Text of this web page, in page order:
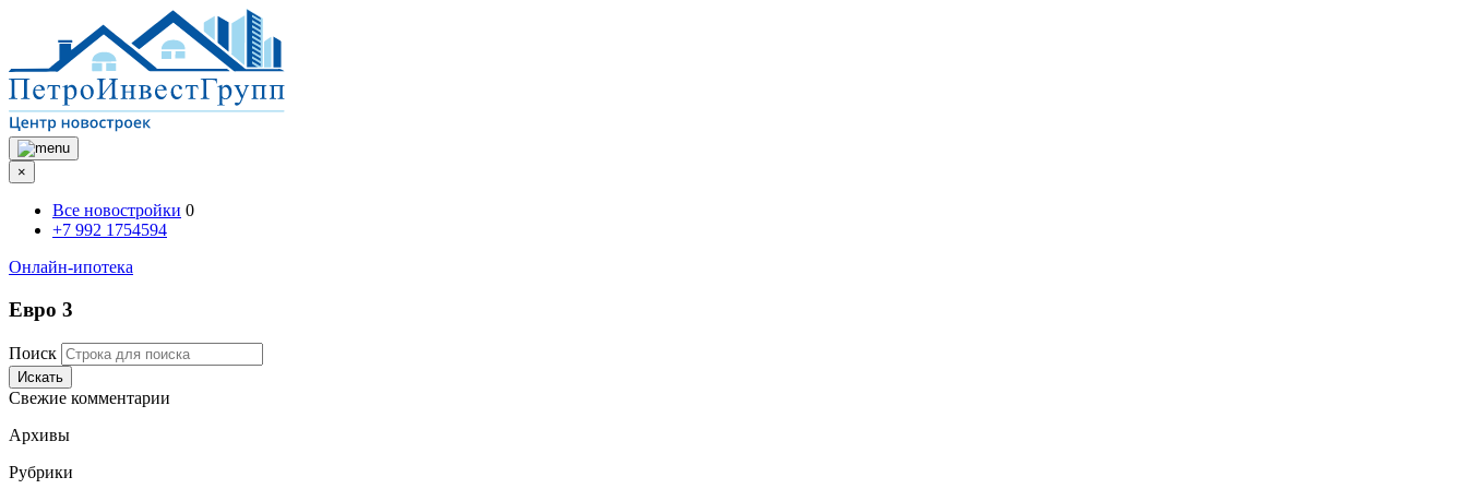
×
Все новостройки 0
+7 992 1754594
Онлайн-ипотека
Евро 3
Поиск
Искать
Свежие комментарии
Архивы
Рубрики